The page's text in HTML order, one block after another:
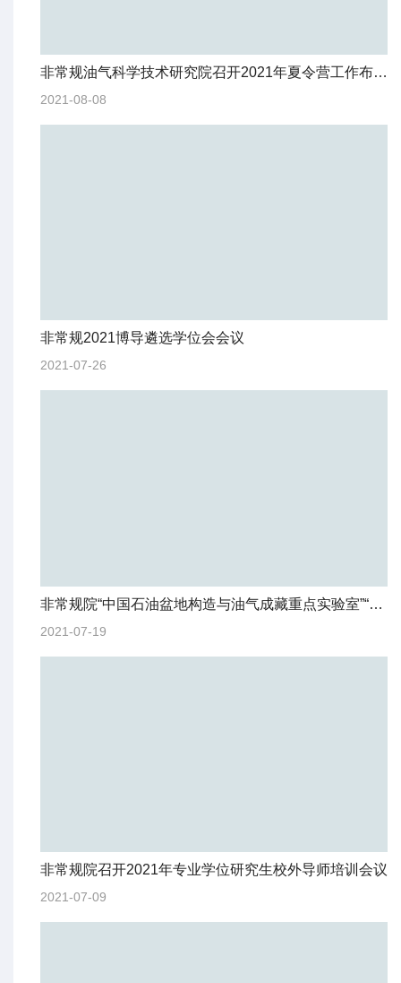
非常规油气科学技术研究院召开2021年夏令营工作布置会
2021-08-08
非常规2021博导遴选学位会会议
2021-07-26
非常规院“中国石油盆地构造与油气成藏重点实验室”“油气赋存机制实验室”正式揭牌
2021-07-19
非常规院召开2021年专业学位研究生校外导师培训会议
2021-07-09